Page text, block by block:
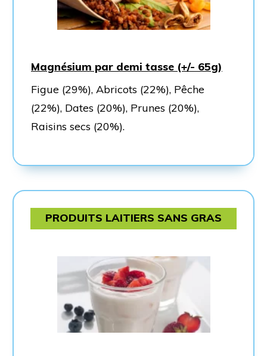
Magnésium par demi tasse (+/- 65g)
Figue (29%), Abricots (22%), Pêche
(22%), Dates (20%), Prunes (20%),
Raisins secs (20%).
PRODUITS LAITIERS SANS GRAS